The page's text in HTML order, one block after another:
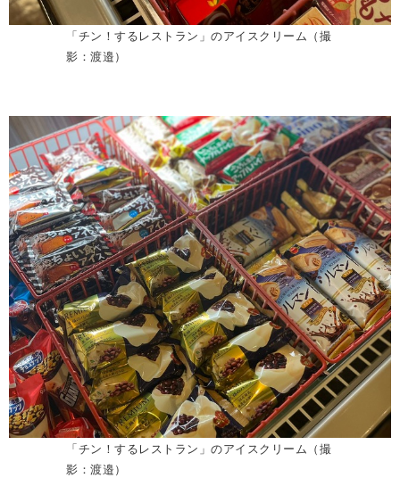
「チン！するレストラン」のアイスクリーム（撮
影：渡邉）
「チン！するレストラン」のアイスクリーム（撮
影：渡邉）